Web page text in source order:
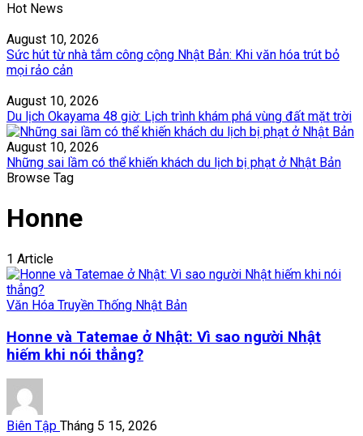
Hot News
August 10, 2026
Sức hút từ nhà tắm công cộng Nhật Bản: Khi văn hóa trút bỏ
mọi rảo cản
August 10, 2026
Du lịch Okayama 48 giờ: Lịch trình khám phá vùng đất mặt trời
August 10, 2026
Những sai lầm có thể khiến khách du lịch bị phạt ở Nhật Bản
Browse Tag
Honne
1 Article
Văn Hóa Truyền Thống Nhật Bản
Honne và Tatemae ở Nhật: Vì sao người Nhật
hiếm khi nói thẳng?
Biên Tập Tháng 5 15, 2026